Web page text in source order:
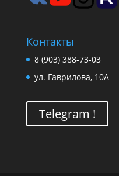
Контакты
8 (903) 388-73-03
ул. Гаврилова, 10А
Telegram !